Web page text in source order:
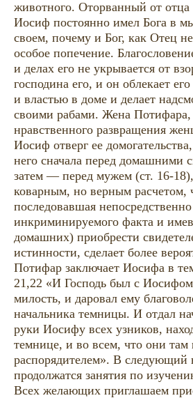
животного. Оторванный от отца
Иосиф постоянно имел Бога в
своем, почему и Бог, как Отец
особое попечение.
и делах его не укрывается от
господина его, и он облекает
и властью в доме и делает
своими рабами. Жена Потифара,
нравственного развращения
Иосиф отверг ее
него сначала перед домашними
затем — перед мужем (ст. 16-
коварным, но верным расчетом,
последовавшая
инкриминируемого факта и
домашних) приобрести
истинности, сделает более
Потифар заключает Иосифа в
21,22 «И Господь был с
милость, и даровал ему
начальника темницы. И отдал
руки Иосифу всех узников,
темнице, и во всем, что они
распорядителем». В следующий
продолжатся занятия по
Всех желающих приглашаем